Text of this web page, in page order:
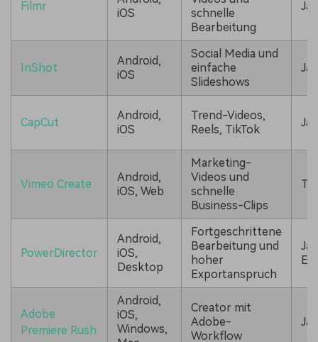
Filmr
iOS
schnelle
Bearbeitung
Ja
InShot
Android,
iOS
Social Media und
einfache
Slideshows
Ja
CapCut
Android,
iOS
Trend-Videos,
Reels, TikTok
Ja
Vimeo Create
Android,
iOS, Web
Marketing-
Videos und
schnelle
Business-Clips
PowerDirector
Android,
iOS,
Desktop
Fortgeschrittene
Bearbeitung und
hoher
Exportanspruch
Adobe
Premiere Rush
Android,
iOS,
Windows,
Creator mit
Adobe-
Workflow